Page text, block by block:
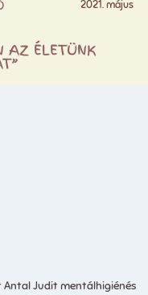
2021. május
AZ ÉLETÜNK
Judit mentálhigiénés